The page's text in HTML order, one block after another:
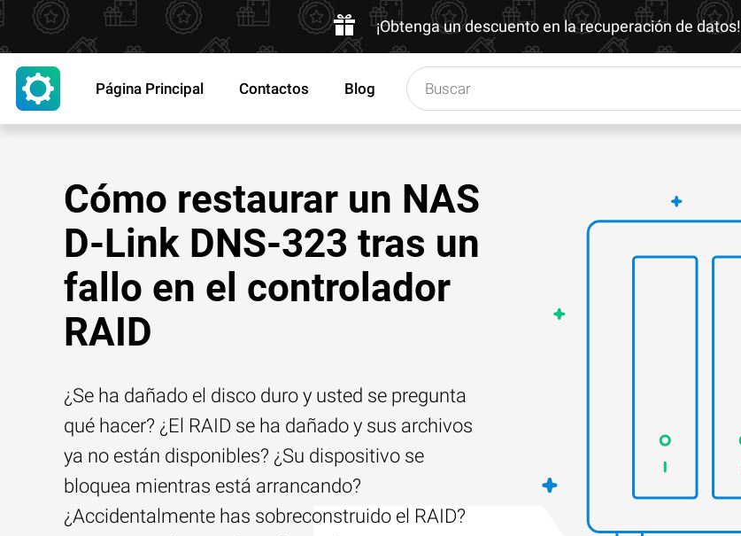
¡Obtenga un descuento en la recuperación de datos!
Página Principal Contactos Blog
Cómo restaurar un NAS
D-Link DNS-323 tras un
fallo en el controlador
RAID
¿Se ha dañado el disco duro y usted se pregunta
qué hacer? ¿El RAID se ha dañado y sus archivos
ya no están disponibles? ¿Su dispositivo se
bloquea mientras está arrancando?
¿Accidentalmente has sobreconstruido el RAID?